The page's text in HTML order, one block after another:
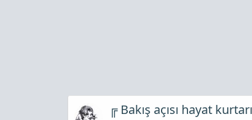
╔ Bakış açısı hayat